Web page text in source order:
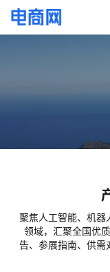
聚焦人工智能、机器
领域，汇聚全国优
告、参展指南、供需